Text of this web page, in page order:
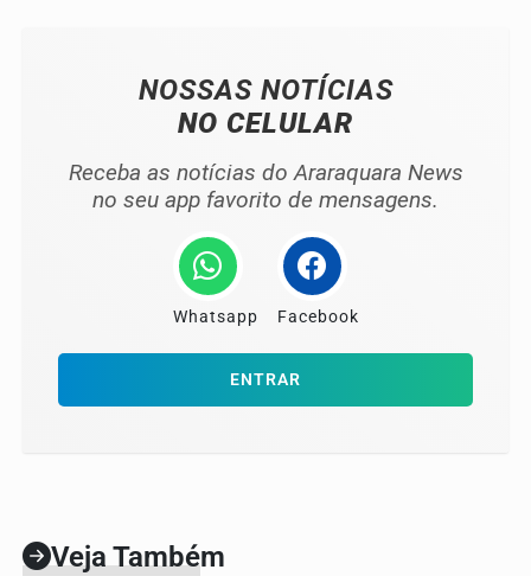
NOSSAS NOTÍCIAS
NO CELULAR
Receba as notícias do Araraquara News
no seu app favorito de mensagens.
Whatsapp Facebook
ENTRAR
Veja Também